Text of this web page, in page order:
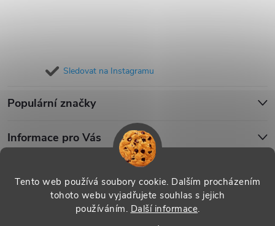
Tento web používá soubory cookie. Dalším procházením
tohoto webu vyjadřujete souhlas s jejich
používáním. Další informace.
Sledovat na Instagramu
Populární značky
Informace pro Vás
Copyright 2026 . Všechna práva vyhrazena.